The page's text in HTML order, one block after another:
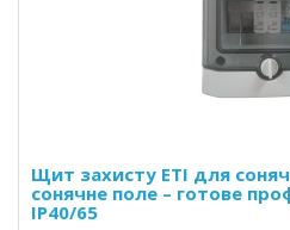
Щит захисту ETI для
сонячне поле – готове
IP40/65